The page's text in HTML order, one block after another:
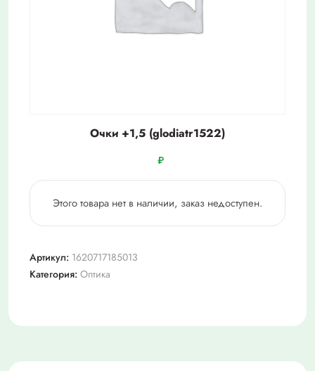
Очки +1,5 (glodiatr1522)
₽
Этого товара нет в наличии, заказ недоступен.
Артикул: 1620717185013
Категория: Оптика